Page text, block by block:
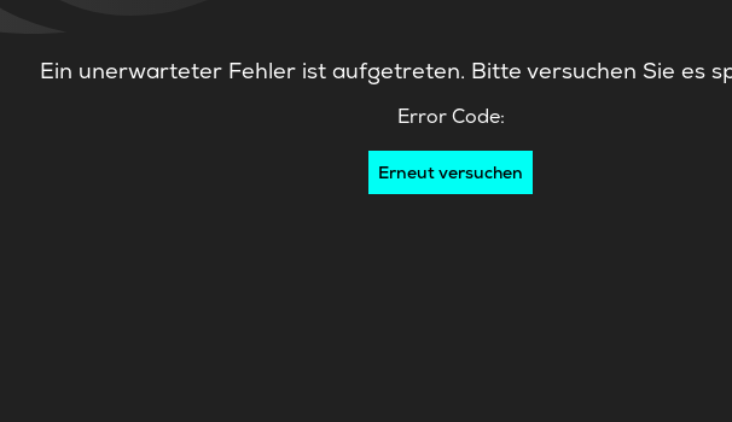
Ein unerwarteter Fehler ist aufgetreten. Bitte versuchen Sie es
Error Code:
Erneut versuchen